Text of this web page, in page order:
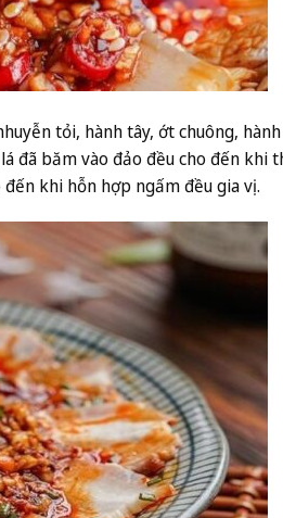
tỏi, hành tây, ớt chuông, hành
đã băm vào đảo đều cho đến khi
khi hỗn hợp ngấm đều gia vị.